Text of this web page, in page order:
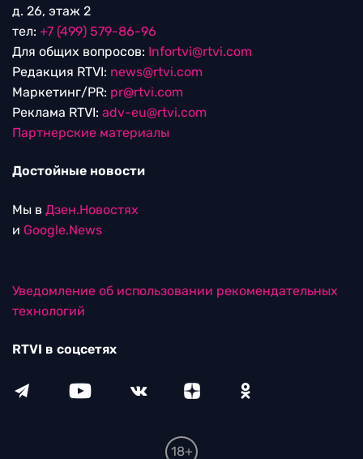
д. 26, этаж 2
тел: +7 (499) 579-86-96
Для общих вопросов: Infortvi@rtvi.com
Редакция RTVI: news@rtvi.com
Маркетинг/PR: pr@rtvi.com
Реклама RTVI: adv-eu@rtvi.com
Партнерские материалы
Достойные новости
Мы в Дзен.Новостях
и Google.News
Уведомление об использовании рекомендательных
технологий
RTVI в соцсетях
18+